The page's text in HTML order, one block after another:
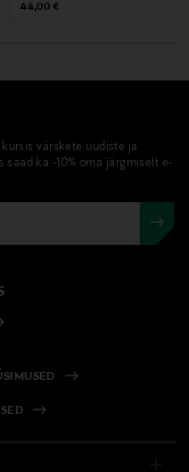
Original Price
44,00 €
värskete uudiste ja
ka -10% oma järgmiselt e-